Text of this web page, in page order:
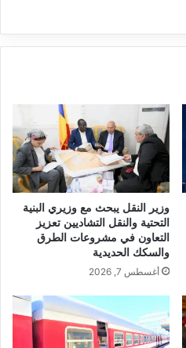
e
a
s
e
gr
m
k
e
n
ar
e
وزير النقل يبحث مع وزيري البنية
التحتية والنقل التشاديين تعزيز
التعاون في مشروعات الطرق
والسكك الحديدية
أغسطس 7, 2026